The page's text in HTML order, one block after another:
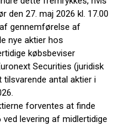
den 27. maj 2026 kl. 17.00
gennemførelse af
nye aktier hos
købsbeviser
Securities (juridisk
tilsvarende antal aktier i
forventes at finde
levering af midlertidige